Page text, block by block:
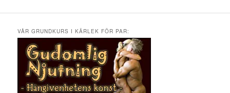
VÅR GRUNDKURS I KÄRLEK FÖR PAR: